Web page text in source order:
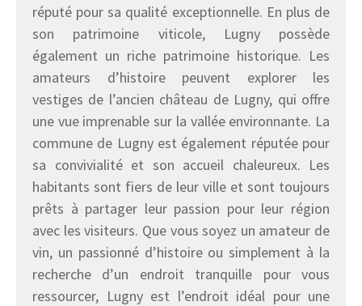
réputé pour sa qualité exceptionnelle. En plus de
son patrimoine viticole, Lugny possède
également un riche patrimoine historique. Les
amateurs d’histoire peuvent explorer les
vestiges de l’ancien château de Lugny, qui offre
une vue imprenable sur la vallée environnante. La
commune de Lugny est également réputée pour
sa convivialité et son accueil chaleureux. Les
habitants sont fiers de leur ville et sont toujours
prêts à partager leur passion pour leur région
avec les visiteurs. Que vous soyez un amateur de
vin, un passionné d’histoire ou simplement à la
recherche d’un endroit tranquille pour vous
ressourcer, Lugny est l’endroit idéal pour une